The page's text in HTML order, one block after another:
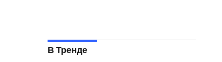
В Тренде